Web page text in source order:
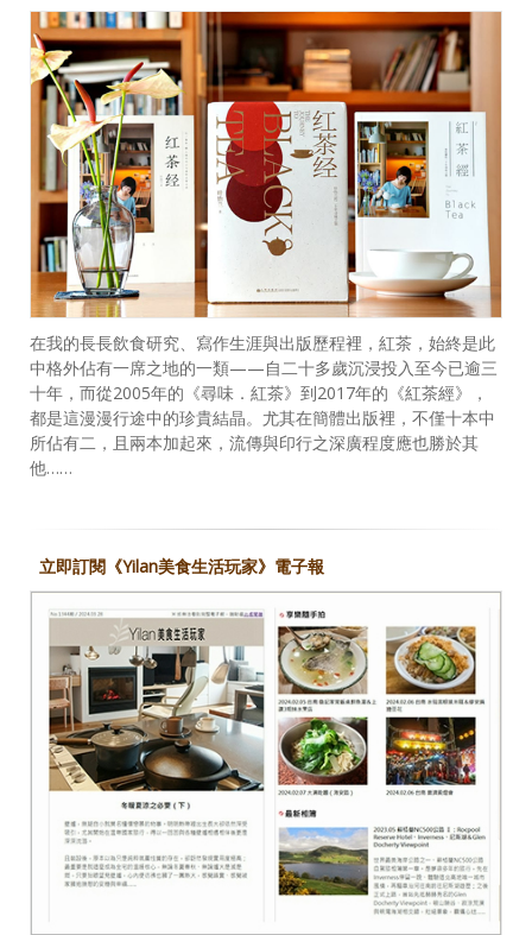
在我的長長飲食研究、寫作生涯與出版歷程裡，紅茶，始終是此
中格外佔有一席之地的一類——自二十多歲沉浸投入至今已逾三
十年，而從2005年的《尋味．紅茶》到2017年的《紅茶經》，
都是這漫漫行途中的珍貴結晶。尤其在簡體出版裡，不僅十本中
所佔有二，且兩本加起來，流傳與印行之深廣程度應也勝於其
他……
立即訂閱《Yilan美食生活玩家》電子報